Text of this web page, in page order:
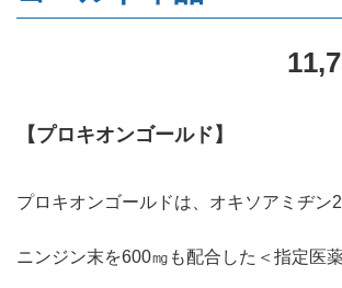
【プロキオンゴールド】
プロキオンゴールドは、オキソアミヂン
ニンジン末を600㎎も配合した＜指定医